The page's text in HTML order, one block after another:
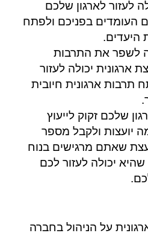
לעזור לארגון שלכם
העומדים בפניכם ולפתח
היעדים.
לשפר את התרבות
ארגונית יכולה לעזור
תרבות ארגונית חיובית
שלכם זקוק לייעוץ
יועצות ולקבל מספר
שאתם מרגישים בנוח
יכולה לעזור לכם